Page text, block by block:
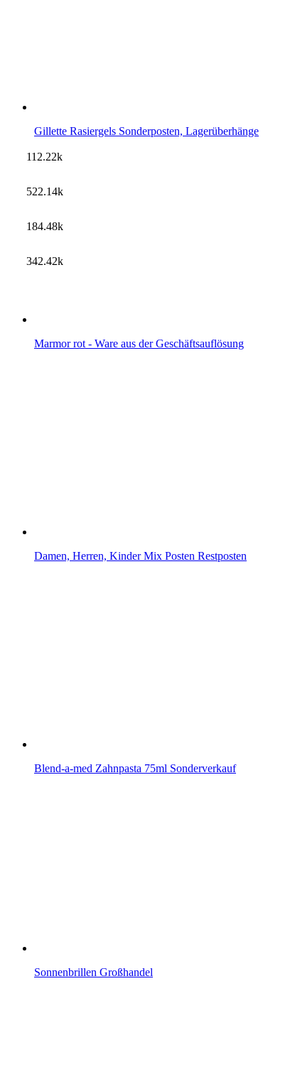
Gillette Rasiergels Sonderposten, Lagerüberhänge
Marmor rot - Ware aus der Geschäftsauflösung
Damen, Herren, Kinder Mix Posten Restposten
Blend-a-med Zahnpasta 75ml Sonderverkauf
Sonnenbrillen Großhandel
112.22k
522.14k
184.48k
342.42k